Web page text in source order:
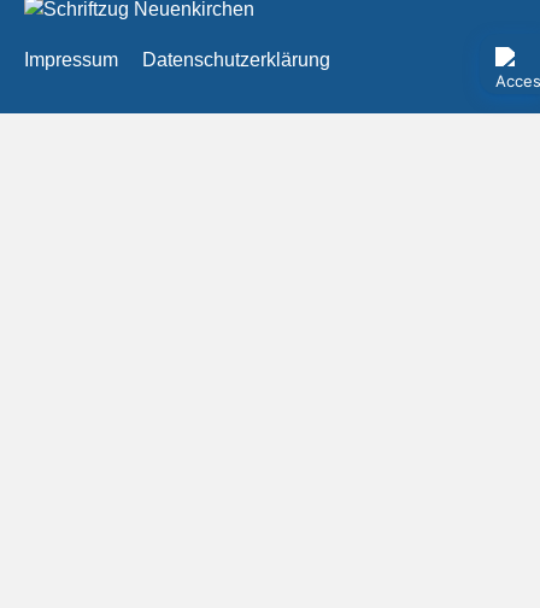
Impressum Datenschutzerklärung